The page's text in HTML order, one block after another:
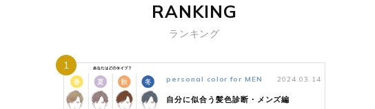
RANKING
ランキング
1
personal color for MEN 2024.03.14
自分に似合う髪色診断・メンズ編